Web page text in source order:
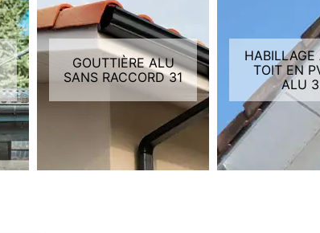
GOUTTIÈRE ALU
SANS RACCORD 31
HABILLAGE
TOIT EN
ALU